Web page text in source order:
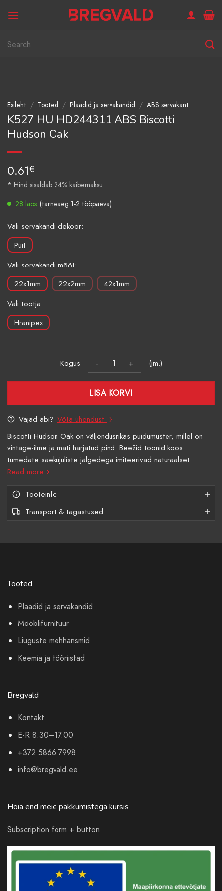
Otsi:
Esileht / Tooted / Plaadid ja servakandid / ABS servakant
K527 HU HD244311 ABS Biscotti
Hudson Oak
0.61€
* Hind sisaldab 24% käibemaksu
28 laos (tarneaeg 1-2 tööpäeva)
Vali servakandi dekoor:
Puit
Vali servakandi mõõt:
22x1mm
22x2mm
42x1mm
Vali tootja:
Hranipex
Kogus (jm.)
LISA KORVI
Vajad abi? Võta ühendust
Biscotti Hudson Oak on väljendusrikas puidumuster, millel on
vintage-ilme ja mati harjatud pind. Beežid toonid koos
tumedate saekujuliste jälgedega imiteerivad naturaalset...
Read more
Tooteinfo
Transport & tagastused
Tooted
Plaadid ja servakandid
Mööblifurnituur
Liuguste mehhansmid
Keemia ja tööriistad
Bregvald
Kontakt
E-R 8.30–17.00
+372 5866 7998
info@bregvald.ee
Hoia end meie pakkumistega kursis
Subscription form + button